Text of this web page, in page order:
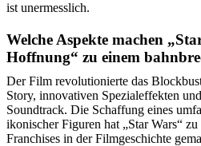
ist unermesslich.
Welche Aspekte machen
Hoffnung“ zu einem
Der Film revolutionierte das
Story, innovativen Spezialeffekten
Soundtrack. Die Schaffung eines
ikonischer Figuren hat „Star Wars“
Franchises in der Filmgeschichte